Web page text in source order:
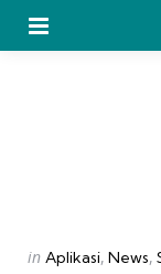
Categories
Posted
in Aplikasi News